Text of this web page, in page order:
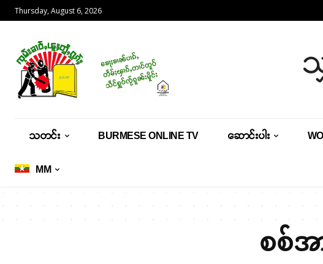
Thursday, August 6, 2026
သတင်း BURMESE ONLINE TV ဆောင်းပါး
MM
စစ်အ